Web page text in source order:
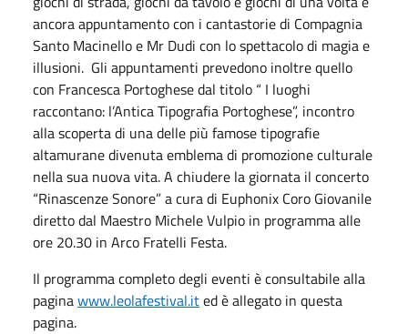
ancora appuntamento con i cantastorie di Compagnia
Santo Macinello e Mr Dudi con lo spettacolo di magia e
illusioni. Gli appuntamenti prevedono inoltre quello
con Francesca Portoghese dal titolo “ I luoghi
raccontano: l’Antica Tipografia Portoghese”, incontro
alla scoperta di una delle più famose tipografie
altamurane divenuta emblema di promozione culturale
nella sua nuova vita. A chiudere la giornata il concerto
“Rinascenze Sonore” a cura di Euphonix Coro Giovanile
diretto dal Maestro Michele Vulpio in programma alle
ore 20.30 in Arco Fratelli Festa.
Il programma completo degli eventi è consultabile alla
paginawww.leolafestival.ited è allegato in questa
pagina.